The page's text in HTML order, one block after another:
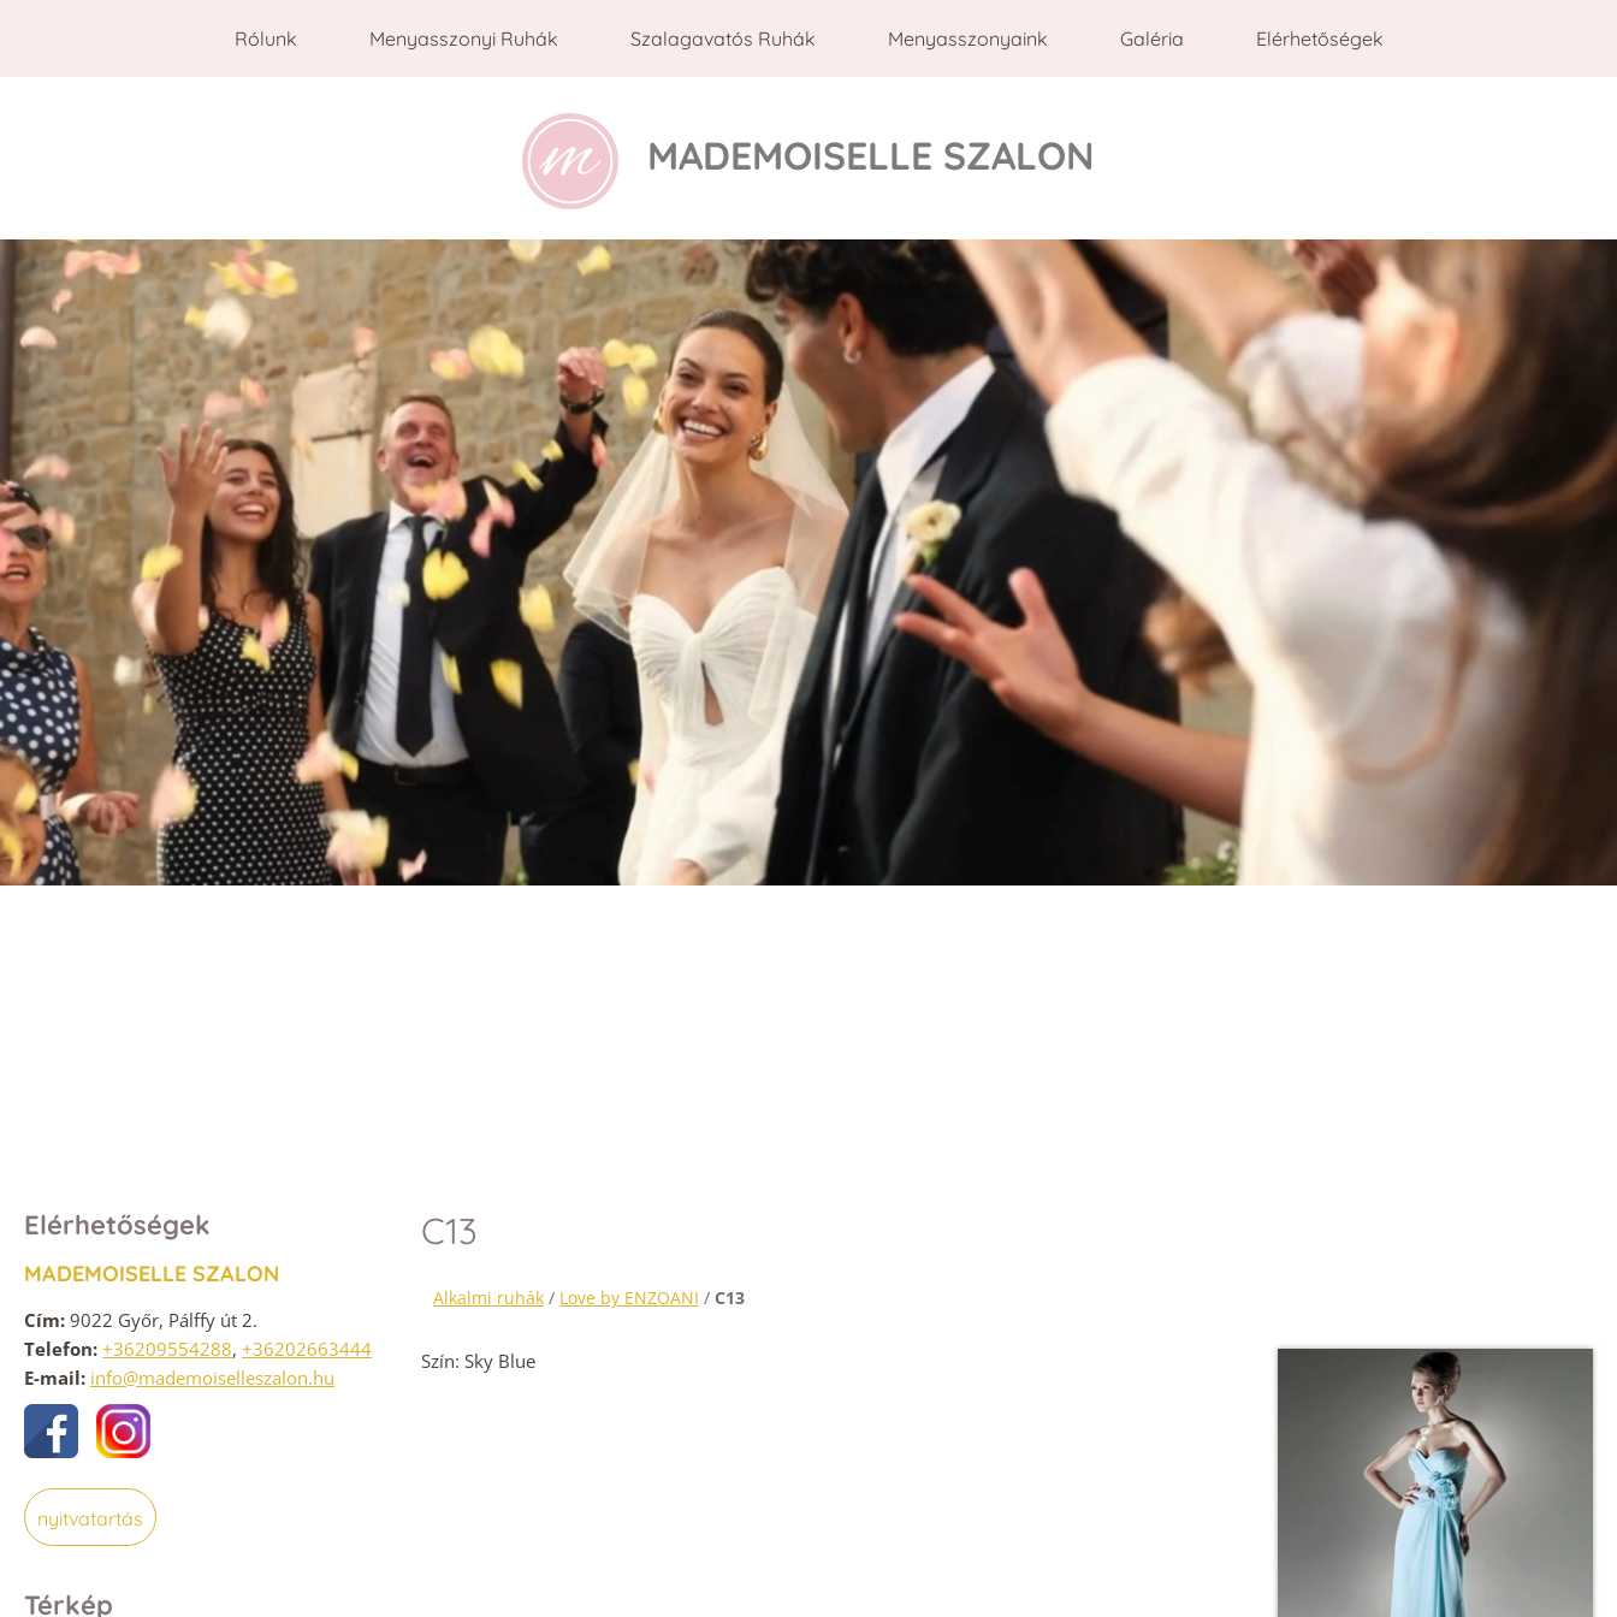
Rólunk Menyasszonyi Ruhák Szalagavatós Ruhák Menyasszonyaink Galéria Elérhetőségek
MADEMOISELLE SZALON
Elérhetőségek
MADEMOISELLE SZALON
Cím: 9022 Győr, Pálffy út 2.
Telefon: +36209554288, +36202663444
E-mail: info@mademoiselleszalon.hu
nyitvatartás
Térkép
C13
Alkalmi ruhák / Love by ENZOANI / C13
Szín: Sky Blue